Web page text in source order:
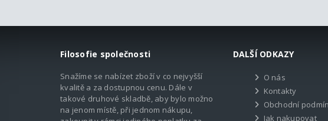
Filosofie společnosti
Snažíme se nabízet zboží v co nejvyšší
kvalitě a za dostupnou cenu. Dále v
takové druhové skladbě, aby bylo možno
na jenom místě, při jednom nákupu,
DALŠÍ ODKAZY
O nás
Kontakty
Obchodní
Jak nakupovat